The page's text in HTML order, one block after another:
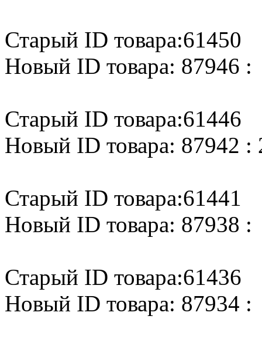
Старый ID товара:61450
Новый ID товара: 87946 :
Старый ID товара:61446
Новый ID товара: 87942 :
Старый ID товара:61441
Новый ID товара: 87938 :
Старый ID товара:61436
Новый ID товара: 87934 :